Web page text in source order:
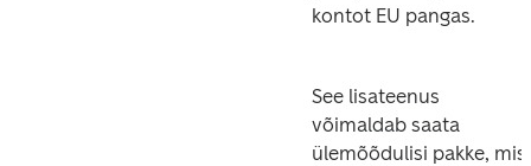
kontot EU pangas.
See lisateenus
võimaldab saata
ülemõõdulisi pakke, mis